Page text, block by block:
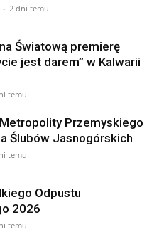
- 2 dni temu
Światową premierę
jest darem” w Kalwarii
temu
Przemyskiego
Ślubów Jasnogórskich
temu
Odpustu
2026
temu